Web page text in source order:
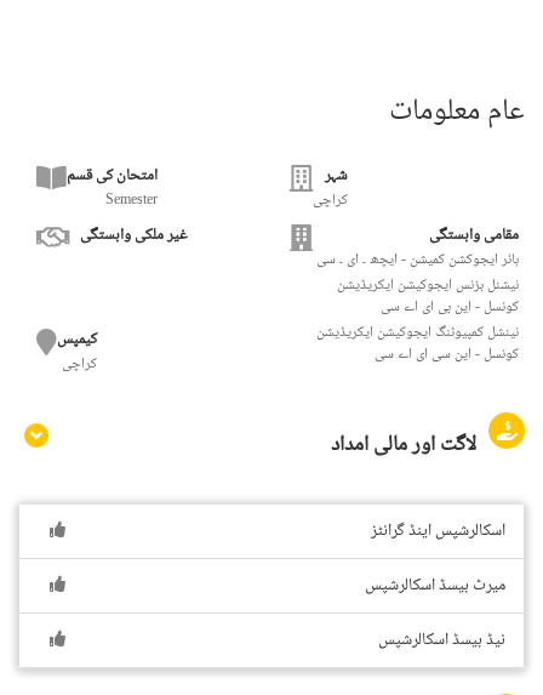
عام معلومات
شہر
کراچی
امتحان کی قسم
Semester
مقامی وابستگی
ہائر ایجوکشن کمیشن - ایچھ ۔ ای ۔ سی
نیشنل بزنس ایجوکیشن ایکریڈیشن
کونسل - این بی ای اے سی
نینشل کمپیوٹنگ ایجوکیشن ایکریڈیشن
کونسل - این سی ای اے سی
غیر ملکی وابستگی
کیمپس
کراچی
لاگت اور مالی امداد
اسکالرشپس اینڈ گرانٹز
میرٹ بیسڈ اسکالرشپس
نیڈ بیسڈ اسکالرشپس